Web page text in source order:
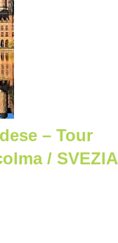
– Tour
/ SVEZIA